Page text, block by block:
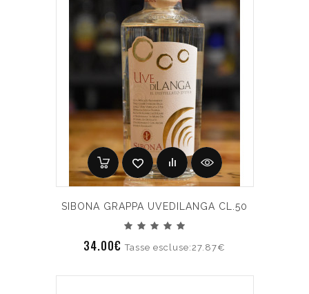
SIBONA GRAPPA UVEDILANGA CL.50
34.00€Tasse escluse:27.87€